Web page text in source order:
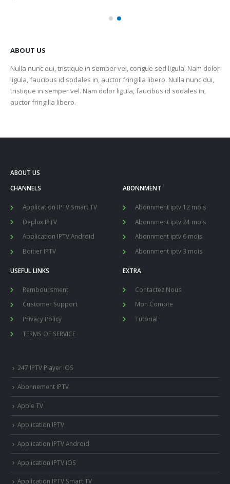
ABOUT US
Nulla nunc dui, tristique in semper vel, congue sed ligula. Nam dolor
ligula, faucibus id sodales in, auctor fringilla libero. Nulla nunc dui,
tristique in semper vel. Nam dolor ligula, faucibus id sodales in,
auctor fringilla libero.
ABOUT US
CHANNELS
Application IPTV Smart TV
Deplux IPTV
Application IPTV Android
Boitier IPTV
ABONNMENT
Abonnment iptv 12 mois
Abonnment iptv 24 mois
Abonnment iptv 6 mois
Abonnment iptv 3 mois
USEFUL LINKS
Remboursment
Customer Support
Privacy Policy
TERMS OF SERVICE
EXTRA
Contactez Nous
Mon Compte
Tutorial
247 IPTV Player iOS
Abonnement IPTV
Apple TV
Application IPTV
Application IPTV Android
Application IPTV iOS
Application IPTV Smart TV